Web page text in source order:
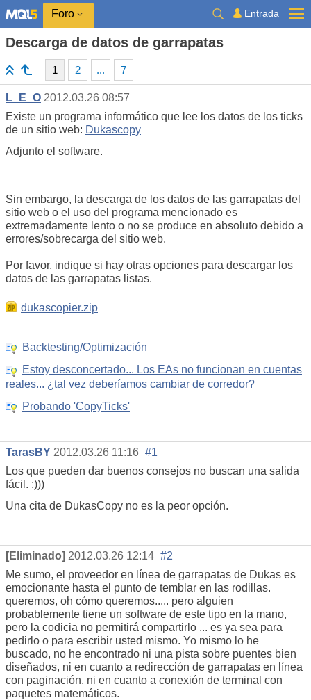
Foro Entrada
Descarga de datos de garrapatas
1 2 ... 7
L_E_O 2012.03.26 08:57
Existe un programa informático que lee los datos de los ticks
de un sitio web: Dukascopy
Adjunto el software.
Sin embargo, la descarga de los datos de las garrapatas del
sitio web o el uso del programa mencionado es
extremadamente lento o no se produce en absoluto debido a
errores/sobrecarga del sitio web.
Por favor, indique si hay otras opciones para descargar los
datos de las garrapatas listas.
dukascopier.zip
Backtesting/Optimización
Estoy desconcertado... Los EAs no funcionan en cuentas
reales... ¿tal vez deberíamos cambiar de corredor?
Probando 'CopyTicks'
TarasBY 2012.03.26 11:16 #1
Los que pueden dar buenos consejos no buscan una salida
fácil. :)))
Una cita de DukasCopy no es la peor opción.
[Eliminado] 2012.03.26 12:14 #2
Me sumo, el proveedor en línea de garrapatas de Dukas es
emocionante hasta el punto de temblar en las rodillas.
queremos, oh cómo queremos..... pero alguien
probablemente tiene un software de este tipo en la mano,
pero la codicia no permitirá compartirlo ... es ya sea para
pedirlo o para escribir usted mismo. Yo mismo lo he
buscado, no he encontrado ni una pista sobre puentes bien
diseñados, ni en cuanto a redirección de garrapatas en línea
con paginación, ni en cuanto a conexión de terminal con
paquetes matemáticos.